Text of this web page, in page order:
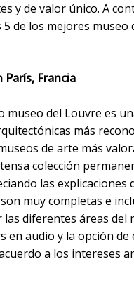
y de valor único. A
de los mejores museo
París, Francia
museo del Louvre es
más
de arte más
colección
las explicaciones
muy completas e
diferentes áreas del
en audio y la opción de
a los intereses